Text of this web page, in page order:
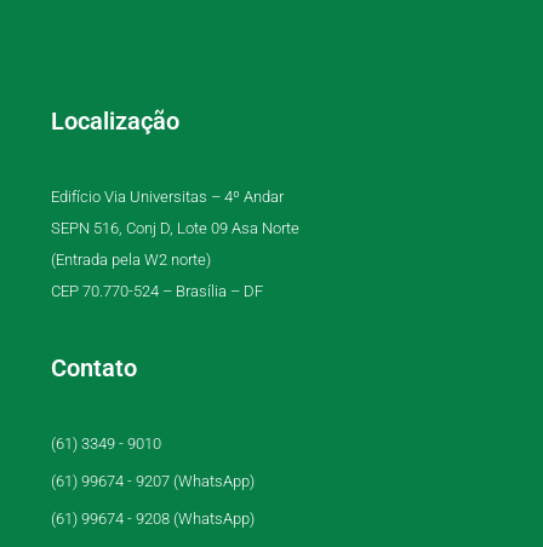
Localização
Edifício Via Universitas – 4º Andar
SEPN 516, Conj D, Lote 09 Asa Norte
(Entrada pela W2 norte)
CEP 70.770-524 – Brasília – DF
Contato
(61) 3349 - 9010
(61) 99674 - 9207 (WhatsApp)
(61) 99674 - 9208 (WhatsApp)